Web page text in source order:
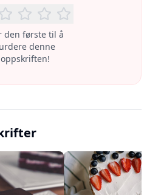
den første til å
denne
oppskriften!